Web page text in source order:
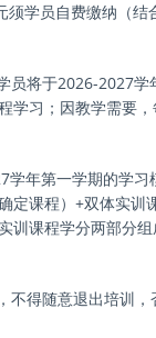
须学员自费缴纳（结
员将于2026-2027学
学习；因教学需要
学年第一学期的学习
定课程）+双体实训
训课程学分两部分
不得随意退出培训